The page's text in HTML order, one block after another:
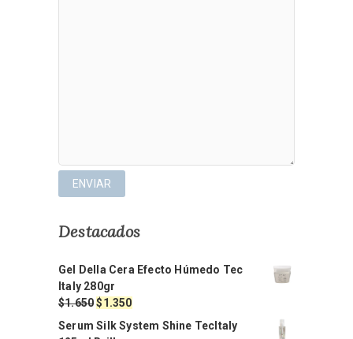
Destacados
Gel Della Cera Efecto Húmedo Tec
Italy 280gr
$1.650El
precio
original
$1.350El
precio
Serum Silk System Shine TecItaly